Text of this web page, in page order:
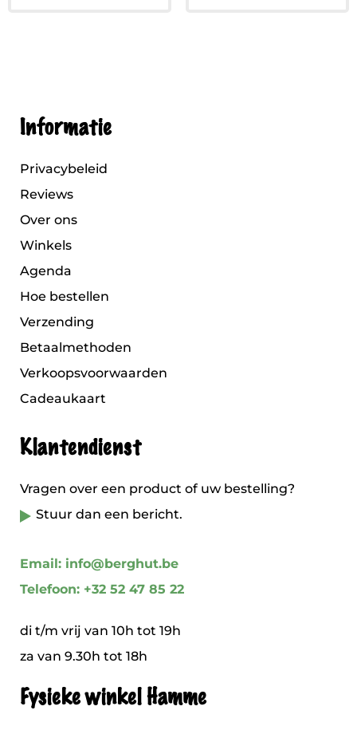
Informatie
Privacybeleid
Reviews
Over ons
Winkels
Agenda
Hoe bestellen
Verzending
Betaalmethoden
Verkoopsvoorwaarden
Cadeaukaart
Klantendienst
Vragen over een product of uw bestelling?
Stuur dan een bericht.
Email: info@berghut.be
Telefoon: +32 52 47 85 22
di t/m vrij van 10h tot 19h
za van 9.30h tot 18h
Fysieke winkel Hamme